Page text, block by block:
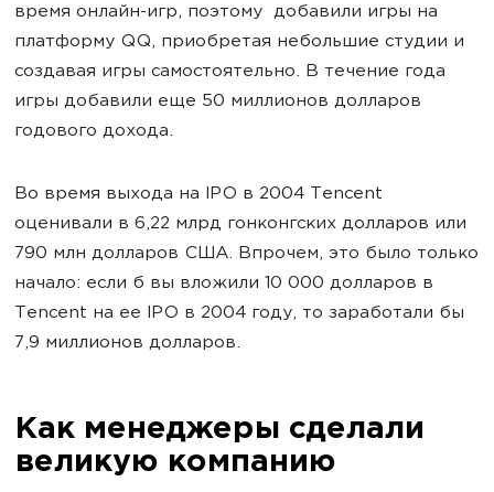
время онлайн-игр, поэтому добавили игры на
платформу QQ, приобретая небольшие студии и
создавая игры самостоятельно. В течение года
игры добавили еще 50 миллионов долларов
годового дохода.
Во время выхода на IPO в 2004 Tencent
оценивали в 6,22 млрд гонконгских долларов или
790 млн долларов США. Впрочем, это было только
начало: если б вы вложили 10 000 долларов в
Tencent на ее IPO в 2004 году, то заработали бы
7,9 миллионов долларов.
Как менеджеры сделали
великую компанию